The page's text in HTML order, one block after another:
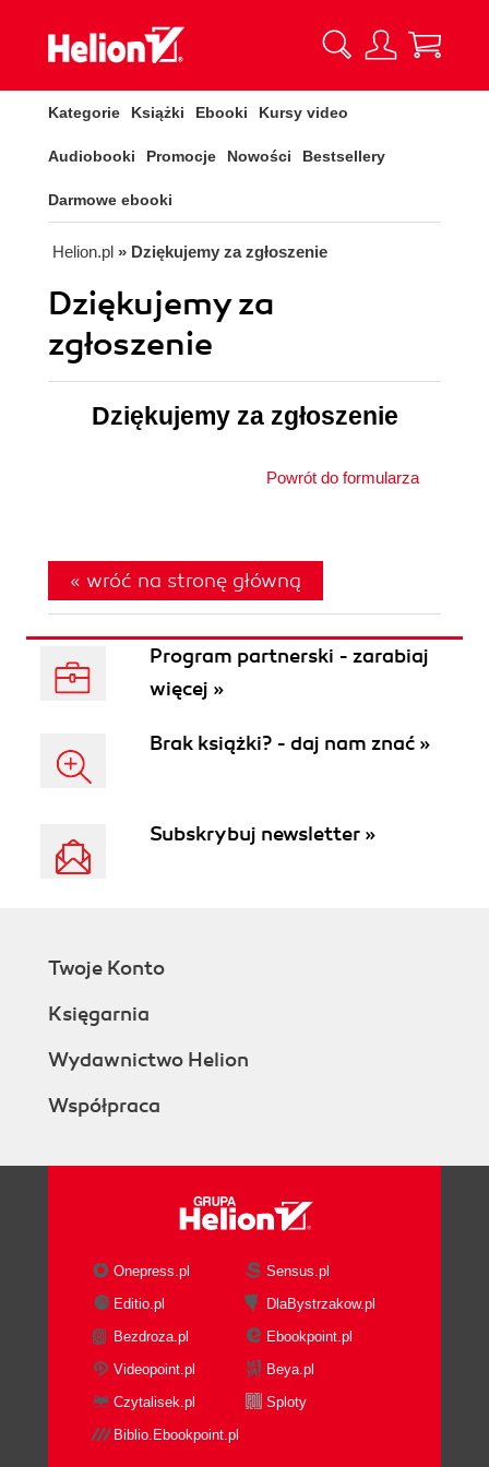
Kategorie Książki Ebooki Kursy video
Audiobooki Promocje Nowości Bestsellery
Darmowe ebooki
Helion.pl » Dziękujemy za zgłoszenie
Dziękujemy za
zgłoszenie
Dziękujemy za zgłoszenie
Powrót do formularza
« wróć na stronę główną
Program partnerski - zarabiaj
więcej »
Brak książki? - daj nam znać »
Subskrybuj newsletter »
Twoje Konto
Księgarnia
Wydawnictwo Helion
Współpraca
Onepress.pl
Sensus.pl
Editio.pl
DlaBystrzakow.pl
Bezdroza.pl
Ebookpoint.pl
Videopoint.pl
Beya.pl
Czytalisek.pl
Sploty
Biblio.Ebookpoint.pl